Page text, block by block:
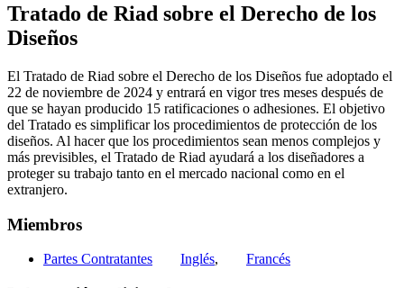
Tratado de Riad sobre el Derecho de los
Diseños
El Tratado de Riad sobre el Derecho de los Diseños fue adoptado el
22 de noviembre de 2024 y entrará en vigor tres meses después de
que se hayan producido 15 ratificaciones o adhesiones. El objetivo
del Tratado es simplificar los procedimientos de protección de los
diseños. Al hacer que los procedimientos sean menos complejos y
más previsibles, el Tratado de Riad ayudará a los diseñadores a
proteger su trabajo tanto en el mercado nacional como en el
extranjero.
Miembros
Partes Contratantes Inglés, Francés